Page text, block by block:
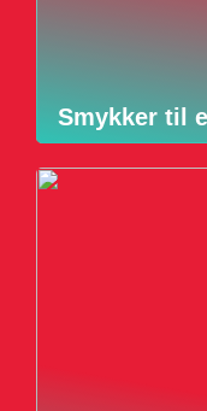
Smykker til